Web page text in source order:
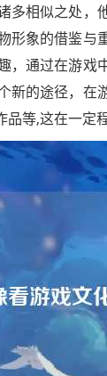
多相似之处
象的借鉴
通过在游
的途径，
等,这在一定